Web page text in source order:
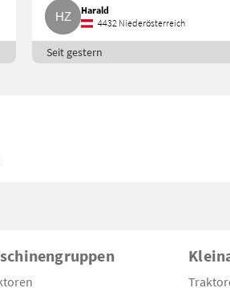
Harald
4432 Niederösterreich
Seit gestern